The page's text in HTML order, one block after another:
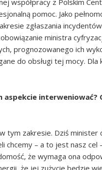
współpracy z Polskim
pomoc. Jako
zgłaszania
ministra
prognozowanego ich
do obsługi tej mocy.
interweniować?
tym zakresie. Dziś minister
chcemy – a to jest nasz
że wymaga ona